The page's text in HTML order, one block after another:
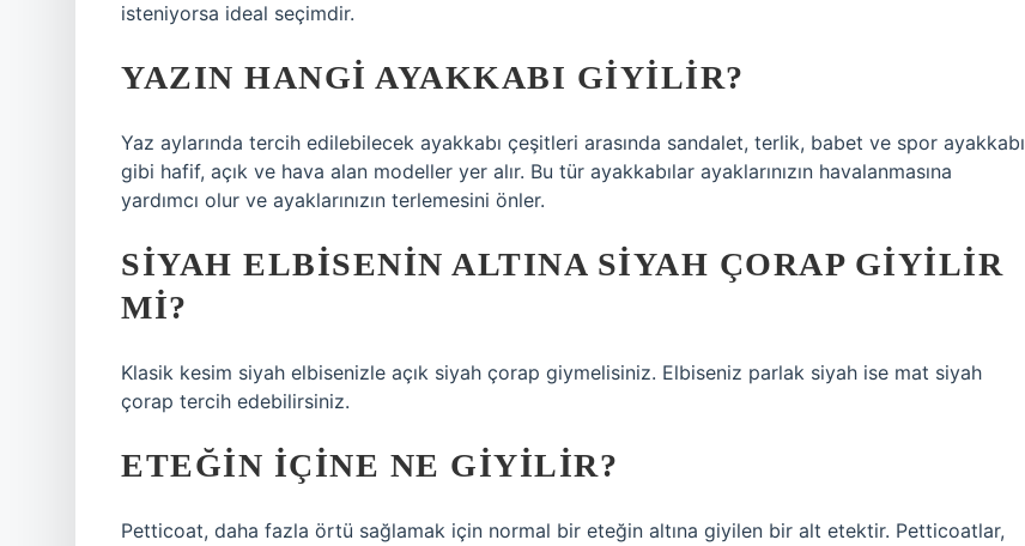
isteniyorsa ideal seçimdir.
YAZIN HANGI AYAKKABI GIYILIR?
Yaz aylarında tercih edilebilecek ayakkabı çeşitleri arasında sandalet, terlik, babet ve spor ayakkabı
gibi hafif, açık ve hava alan modeller yer alır. Bu tür ayakkabılar ayaklarınızın havalanmasına
yardımcı olur ve ayaklarınızın terlemesini önler.
SIYAH ELBISENIN ALTINA SIYAH ÇORAP GIYILIR
MI?
Klasik kesim siyah elbisenizle açık siyah çorap giymelisiniz. Elbiseniz parlak siyah ise mat siyah
çorap tercih edebilirsiniz.
ETEĞIN IÇINE NE GIYILIR?
Petticoat, daha fazla örtü sağlamak için normal bir eteğin altına giyilen bir alt etektir. Petticoatlar,